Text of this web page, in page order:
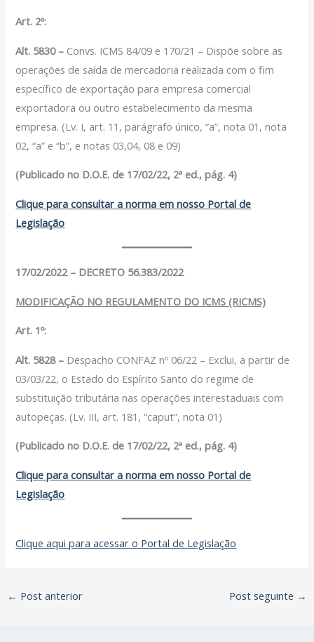
Art. 2º:
Alt. 5830 – Convs. ICMS 84/09 e 170/21 – Dispõe sobre as
operações de saída de mercadoria realizada com o fim
específico de exportação para empresa comercial
exportadora ou outro estabelecimento da mesma
empresa. (Lv. I, art. 11, parágrafo único, “a”, nota 01, nota
02, “a” e “b”, e notas 03,04, 08 e 09)
(Publicado no D.O.E. de 17/02/22, 2ª ed., pág. 4)
Clique para consultar a norma em nosso Portal de
Legislação
17/02/2022 – DECRETO 56.383/2022
MODIFICAÇÃO NO REGULAMENTO DO ICMS (RICMS)
Art. 1º:
Alt. 5828 – Despacho CONFAZ nº 06/22 – Exclui, a partir de
03/03/22, o Estado do Espírito Santo do regime de
substituição tributária nas operações interestaduais com
autopeças. (Lv. III, art. 181, “caput”, nota 01)
(Publicado no D.O.E. de 17/02/22, 2ª ed., pág. 4)
Clique para consultar a norma em nosso Portal de
Legislação
Clique aqui para acessar o Portal de Legislação
← Post anterior Post seguinte →